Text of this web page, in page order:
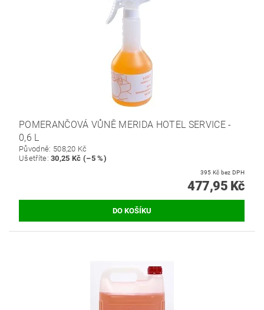
POMERANČOVÁ VŮNĚ MERIDA HOTEL SERVICE -
0,6 L
Původně: 508,20 Kč
Ušetříte:30,25 Kč (–5 %)
395 Kč bez DPH
477,95 Kč